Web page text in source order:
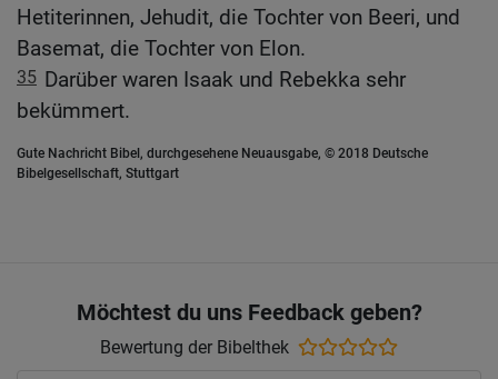
Hetiterinnen, Jehudit, die Tochter von Beeri, und
Basemat, die Tochter von Elon.
35 Darüber waren Isaak und Rebekka sehr
bekümmert.
Gute Nachricht Bibel, durchgesehene Neuausgabe, © 2018 Deutsche
Bibelgesellschaft, Stuttgart
Möchtest du uns Feedback geben?
Bewertung der Bibelthek